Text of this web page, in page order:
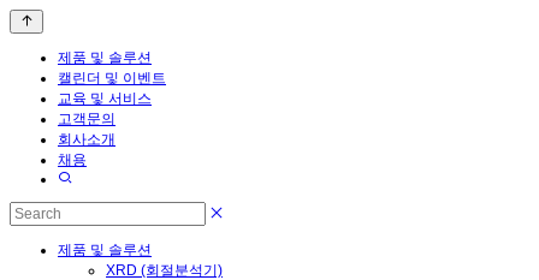
제품 및 솔루션
캘린더 및 이벤트
교육 및 서비스
고객문의
회사소개
채용
제품 및 솔루션
XRD (회절분석기)